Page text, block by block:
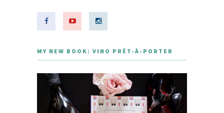
MY NEW BOOK: VINO PRÊT-À-PORTER